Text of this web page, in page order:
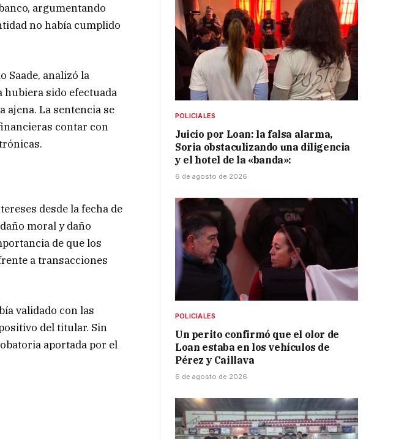
argumentando
no había cumplido
Saade, analizó la
hubiera sido efectuada
La sentencia se
contar con
desde la fecha de
moral y daño
de que los
a transacciones
validado con las
del titular. Sin
aportada por el
POLICIALES
Juicio por Loan: la falsa alarma,
Soria obstaculizando una diligencia
y el hotel de la «banda»:
6 de agosto de 2026
POLICIALES
Un perito confirmó que el olor de
Loan estaba en los vehículos de
Pérez y Caillava
6 de agosto de 2026